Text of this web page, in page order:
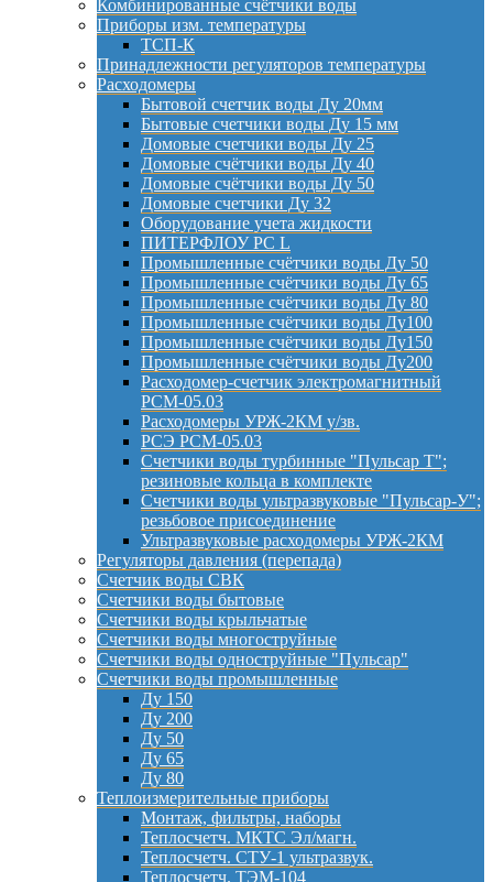
Комбинированные счётчики воды
Приборы изм. температуры
ТСП-К
Принадлежности регуляторов температуры
Расходомеры
Бытовой счетчик воды Ду 20мм
Бытовые счетчики воды Ду 15 мм
Домовые счетчики воды Ду 25
Домовые счётчики воды Ду 40
Домовые счётчики воды Ду 50
Домовые счетчики Ду 32
Оборудование учета жидкости
ПИТЕРФЛОУ РС L
Промышленные счётчики воды Ду 50
Промышленные счётчики воды Ду 65
Промышленные счётчики воды Ду 80
Промышленные счётчики воды Ду100
Промышленные счётчики воды Ду150
Промышленные счётчики воды Ду200
Расходомер-счетчик электромагнитный
РСМ-05.03
Расходомеры УРЖ-2КМ у/зв.
РСЭ РСМ-05.03
Счетчики воды турбинные "Пульсар Т";
резиновые кольца в комплекте
Счетчики воды ультразвуковые "Пульсар-У";
резьбовое присоединение
Ультразвуковые расходомеры УРЖ-2КМ
Регуляторы давления (перепада)
Счетчик воды СВК
Счетчики воды бытовые
Счетчики воды крыльчатые
Счетчики воды многоструйные
Счетчики воды одноструйные "Пульсар"
Счетчики воды промышленные
Ду 150
Ду 200
Ду 50
Ду 65
Ду 80
Теплоизмерительные приборы
Монтаж, фильтры, наборы
Теплосчетч. МКТС Эл/магн.
Теплосчетч. СТУ-1 ультразвук.
Теплосчетч. ТЭМ-104